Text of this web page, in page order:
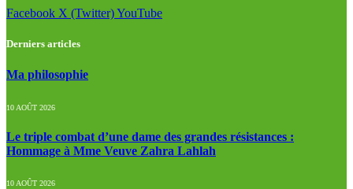
Facebook X (Twitter)YouTube
Derniers articles
Ma philosophie
10 AOÛT 2026
Le triple combat d’une dame des grandes résistances :
Hommage à Mme Veuve Zahra Lahlah
10 AOÛT 2026